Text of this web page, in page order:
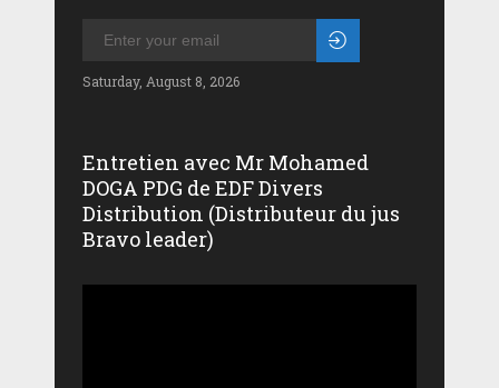
Saturday, August 8, 2026
Entretien avec Mr Mohamed
DOGA PDG de EDF Divers
Distribution (Distributeur du jus
Bravo leader)